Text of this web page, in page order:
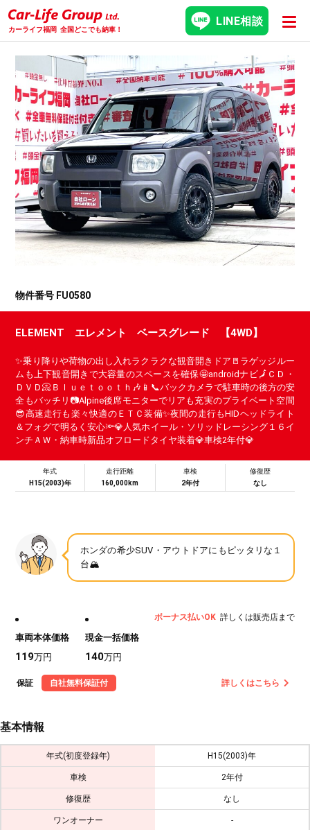
カーライフ福岡 全国どこでも納車！
LINE相談
物件番号 FU0580
ELEMENT エレメント ベースグレード 【4WD】
✨乗り降りや荷物の出し入れラクラクな観音開きドア🚪ラゲッジルー
ムも上下観音開きで大容量のスペースを確保🤩androidナビ🗾ＣＤ・
ＤＶＤ📀Ｂｌｕｅｔｏｏｔｈ🎶📱📞バックカメラで駐車時の後方の安
全もバッチリ📷Alpine後席モニターでリアも充実のプライベート空間
😎高速走行も楽々快適のＥＴＣ装備✨夜間の走行もHIDヘッドライト
＆フォグで明るく安心🔦💎人気ホイール・ソリッドレーシング１６イ
ンチＡＷ・納車時新品オフロードタイヤ装着💎車検2年付💎
年式
H15(2003)年
走行距離
160,000km
車検
2年付
修復歴
なし
ホンダの希少SUV・アウトドアにもピッタリな１
台🏔
車両本体価格
119万円
現金一括価格
140万円
ボーナス払いOK 詳しくは販売店まで
保証 自社無料保証付 詳しくはこちら
基本情報
年式(初度登録年) H15(2003)年
車検 2年付
修復歴 なし
ワンオーナー -